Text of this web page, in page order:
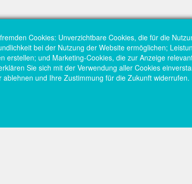
Cookies: Unverzichtbare Cookies, die für die
bei der Nutzung der Website ermöglichen;
erstellen; und Marketing-Cookies, die zur Anzeige
Sie sich mit der Verwendung aller Cookies
und Ihre Zustimmung für die Zukunft widerrufen.